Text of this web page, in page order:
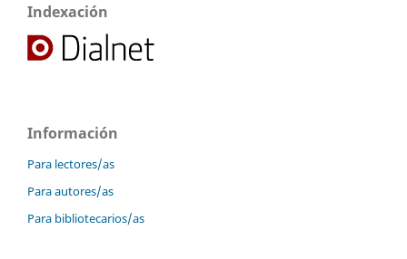
Indexación
Información
Para lectores/as
Para autores/as
Para bibliotecarios/as